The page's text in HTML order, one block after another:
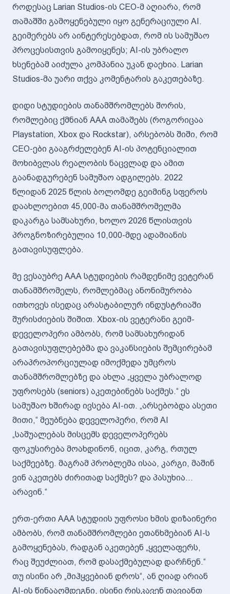
როდესაც Larian Studios-ის CEO-მ აღიარა, რომ
თამაშში გამოყენებული იყო გენერაციული AI.
გეიმერებს არ აინტერესებდათ, რომ ის სამუშაო
პროცესისთვის გამოიყენეს; AI-ის უბრალო
ხსენებამ აიძულა კომპანია უკან დაეხია. Larian
Studios-მა უარი თქვა კომენტარის გაკეთებაზე.
დიდი სტუდიების თანამშრომლებს შორის,
რომლებიც ქმნიან AAA თამაშებს (როგორიცაა
Playstation, Xbox და Rockstar), არსებობს შიში, რომ
CEO-ები გააგრძელებენ AI-ის პოტენციალით
მოხიბვლას რეალობის ნაცვლად და ამით
გაანადგურებენ სამუშაო ადგილებს. 2022
წლიდან 2025 წლის ბოლომდე გეიმინგ სფეროს
დაახლოებით 45,000-მა თანამშრომელმა
დაკარგა სამსახური, ხოლო 2026 წლისთვის
პროგნოზირებულია 10,000-მდე ადამიანის
გათავისუფლება.
მე ვესაუბრე AAA სტუდიების რამდენიმე ვეტერან
თანამშრომელს, რომლებმაც ანონიმურობა
ითხოვეს ისედაც არასტაბილურ ინდუსტრიაში
შურისძიების შიშით. Xbox-ის ვეტერანი გეიმ-
დეველოპერი ამბობს, რომ სამსახურიდან
გათავისუფლებებმა და ვაკანსიების შემცირებამ
არაპროპორციულად იმოქმედა უმცროს
თანამშრომლებზე და ახლა „ყველა უბრალოდ
უფროსებს (seniors) აკეთებინებს საქმეს.“ ეს
სამუშაო ხშირად ივსება AI-ით. „არსებობდა ასეთი
მითი,“ მეუბნება დეველოპერი, რომ AI
„საშუალებას მისცემს დეველოპერებს
ფოკუსირება მოახდინონ, იცით, კარგ, რთულ
საქმეებზე. მაგრამ პრობლემა ისაა, კარგი, მაშინ
ვინ აკეთებს ძირითად საქმეს? და პასუხია...
არავინ.“
ერთ-ერთი AAA სტუდიის უფროსი ხმის დიზაინერი
ამბობს, რომ თანამშრომლები ეთანხმებიან AI-ს
გამოყენებას, რადგან აკეთებენ „ყველაფერს,
რაც შეუძლიათ, რომ დასაქმებულად დარჩნენ.“
თუ ისინი არ „მიჰყვებიან დროს“, ან ღიად არიან
AI-ის წინააღმდეგნი, ისინი რისკავენ თავიანთ